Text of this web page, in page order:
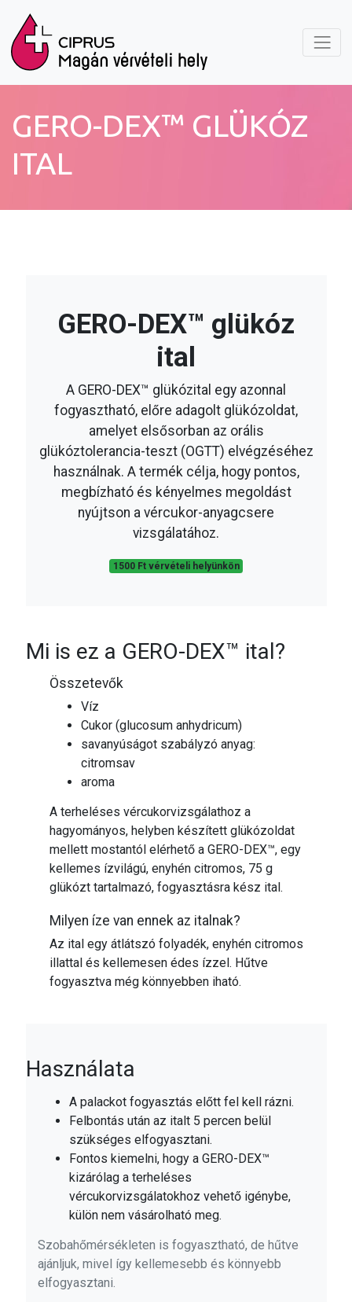
GERO-DEX™ GLÜKÓZ
ITAL
GERO-DEX™ glükóz
ital
A GERO-DEX™ glükózital egy azonnal
fogyasztható, előre adagolt glükózoldat,
amelyet elsősorban az orális
glükóztolerancia-teszt (OGTT) elvégzéséhez
használnak. A termék célja, hogy pontos,
megbízható és kényelmes megoldást
nyújtson a vércukor-anyagcsere
vizsgálatához.
1500 Ft vérvételi helyünkön
Mi is ez a GERO-DEX™ ital?
Összetevők
Víz
Cukor (glucosum anhydricum)
savanyúságot szabályzó anyag:
citromsav
aroma
A terheléses vércukorvizsgálathoz a
hagyományos, helyben készített glükózoldat
mellett mostantól elérhető a GERO-DEX™, egy
kellemes ízvilágú, enyhén citromos, 75 g
glükózt tartalmazó, fogyasztásra kész ital.
Milyen íze van ennek az italnak?
Az ital egy átlátszó folyadék, enyhén citromos
illattal és kellemesen édes ízzel. Hűtve
fogyasztva még könnyebben iható.
Használata
A palackot fogyasztás előtt fel kell rázni.
Felbontás után az italt 5 percen belül
szükséges elfogyasztani.
Fontos kiemelni, hogy a GERO-DEX™
kizárólag a terheléses
vércukorvizsgálatokhoz vehető igénybe,
külön nem vásárolható meg.
Szobahőmérsékleten is fogyasztható, de hűtve
ajánljuk, mivel így kellemesebb és könnyebb
elfogyasztani.